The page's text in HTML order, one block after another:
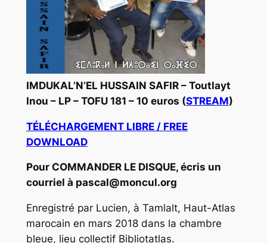
IMDUKAL’N’EL HUSSAIN SAFIR – Toutlayt
Inou – LP – TOFU 181 – 10 euros (STREAM)
TÉLÉCHARGEMENT LIBRE / FREE
DOWNLOAD
Pour COMMANDER LE DISQUE, écris un
courriel à pascal@moncul.org
Enregistré par Lucien, à Tamlalt, Haut-Atlas
marocain en mars 2018 dans la chambre
bleue, lieu collectif Bibliotatlas.